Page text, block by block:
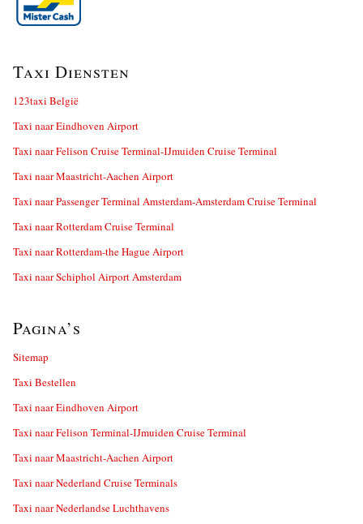
Taxi Diensten
123taxi België
Taxi naar Eindhoven Airport
Taxi naar Felison Cruise Terminal-IJmuiden Cruise Terminal
Taxi naar Maastricht-Aachen Airport
Taxi naar Passenger Terminal Amsterdam-Amsterdam Cruise Terminal
Taxi naar Rotterdam Cruise Terminal
Taxi naar Rotterdam-the Hague Airport
Taxi naar Schiphol Airport Amsterdam
Pagina’s
Sitemap
Taxi Bestellen
Taxi naar Eindhoven Airport
Taxi naar Felison Terminal-IJmuiden Cruise Terminal
Taxi naar Maastricht-Aachen Airport
Taxi naar Nederland Cruise Terminals
Taxi naar Nederlandse Luchthavens